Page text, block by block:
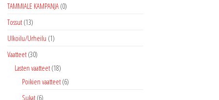
TAMMIALE KAMPANJA (0)
Tossut (13)
Ulkoilu/Urheilu (1)
Vaatteet (30)
Lasten vaatteet (18)
Poikien vaatteet (6)
Sukat (6)